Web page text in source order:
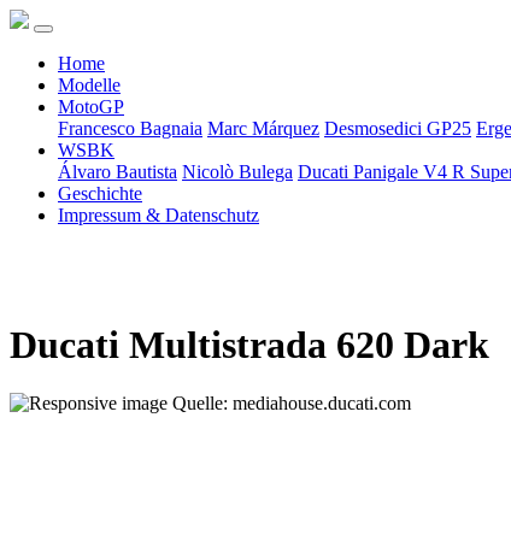
Home
Modelle
MotoGP
Francesco Bagnaia Marc Márquez Desmosedici GP25
WSBK
Álvaro Bautista Nicolò Bulega Ducati Panigale V4 R
Geschichte
Impressum & Datenschutz
Ducati Multistrada 620 Dark
Quelle: mediahouse.ducati.com